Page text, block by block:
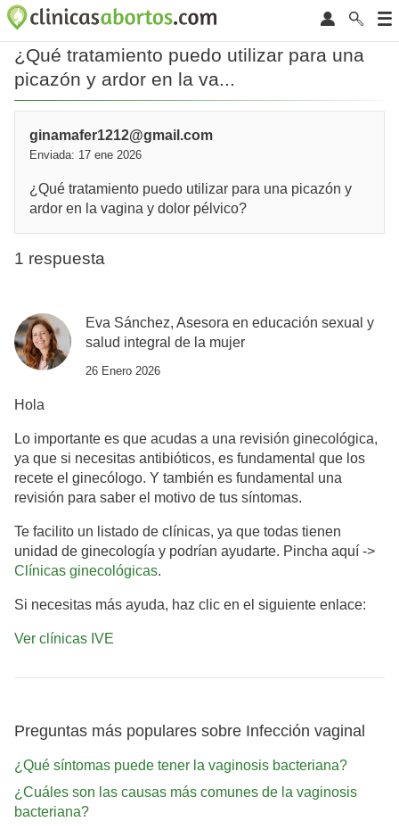
¿Qué tratamiento puedo utilizar para una
picazón y ardor en la va...
ginamafer1212@gmail.com
Enviada: 17 ene 2026
¿Qué tratamiento puedo utilizar para una picazón y
ardor en la vagina y dolor pélvico?
1 respuesta
Eva Sánchez, Asesora en educación sexual y
salud integral de la mujer
26 Enero 2026
Hola
Lo importante es que acudas a una revisión ginecológica,
ya que si necesitas antibióticos, es fundamental que los
recete el ginecólogo. Y también es fundamental una
revisión para saber el motivo de tus síntomas.
Te facilito un listado de clínicas, ya que todas tienen
unidad de ginecología y podrían ayudarte. Pincha aquí ->
Clínicas ginecológicas.
Si necesitas más ayuda, haz clic en el siguiente enlace:
Ver clínicas IVE
Preguntas más populares sobre Infección vaginal
¿Qué síntomas puede tener la vaginosis bacteriana?
¿Cuáles son las causas más comunes de la vaginosis
bacteriana?